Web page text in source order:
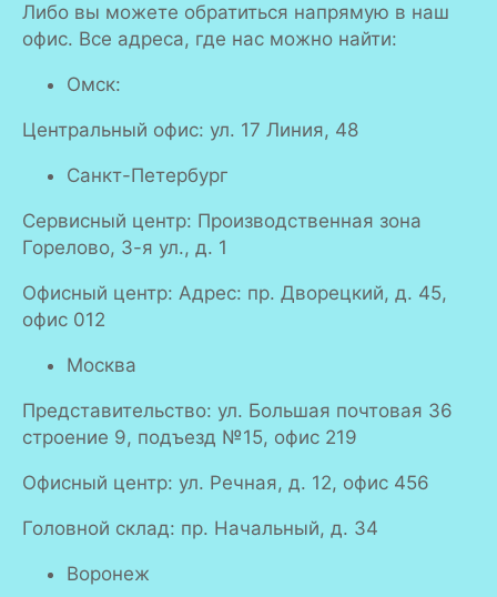
Либо вы можете обратиться напрямую в наш
офис. Все адреса, где нас можно найти:
Омск:
Центральный офис: ул. 17 Линия, 48
Санкт-Петербург
Сервисный центр: Производственная зона
Горелово, 3-я ул., д. 1
Офисный центр: Адрес: пр. Дворецкий, д. 45,
офис 012
Москва
Представительство: ул. Большая почтовая 36
строение 9, подъезд №15, офис 219
Офисный центр: ул. Речная, д. 12, офис 456
Головной склад: пр. Начальный, д. 34
Воронеж